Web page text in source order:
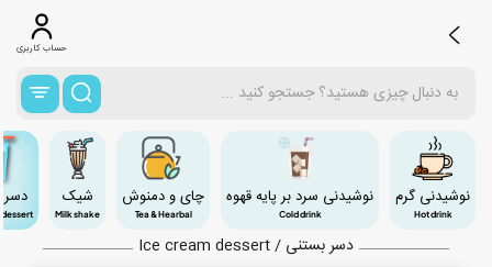
حساب کاربری
نوشیدنی گرم
Hot drink
نوشیدنی سرد بر پایه قهوه
Cold drink
چای و دمنوش
Tea & Hearbal
شیک
Milk shake
دسر
dessert
دسر بستنی / Ice cream dessert